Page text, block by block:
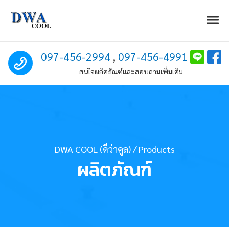
DWA COOL (ดีว่าคูล)
Call us
097-456-2994 , 097-456-4991
สนใจผลิตภัณฑ์และสอบถามเพิ่มเติม
ผลิตภัณฑ์
DWA COOL (ดีว่าคูล)/Products